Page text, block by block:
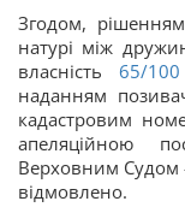
Згодом,
натурі між
власність 65/100
наданням
кадастровим
апеляційною
Верховним Судом
відмовлено.